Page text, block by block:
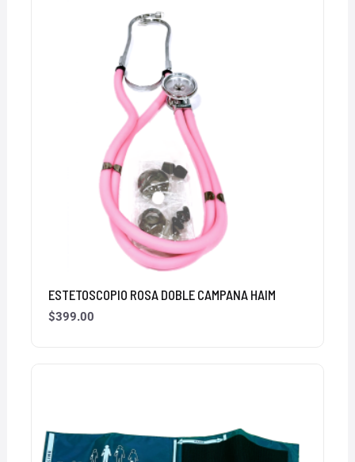
ESTETOSCOPIO ROSA DOBLE CAMPANA HAIM
$399.00